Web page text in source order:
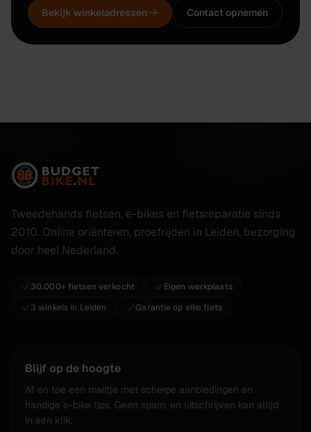
Bekijk winkeladressen Contact opnemen
Tweedehands fietsen, e-bikes en fietsreparatie sinds
2010. Online oriënteren, proefrijden in Leiden, bezorging
door heel Nederland.
30.000+ fietsen verkocht
Eigen werkplaats
3 winkels in Leiden
Garantie op elke fiets
Blijf op de hoogte
Af en toe een mailtje met scherpe aanbiedingen en
handige e-bike tips. Geen spam, en uitschrijven kan altijd
in één klik.